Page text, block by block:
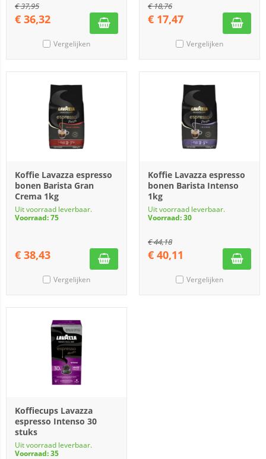
€37,95
€ 36,32
Vergelijken
€18,76
€ 17,47
Vergelijken
Koffie Lavazza espresso
bonen Barista Gran
Crema 1kg
Uit voorraad leverbaar.
Voorraad: 75
€ 38,43
Vergelijken
Koffie Lavazza espresso
bonen Barista Intenso
1kg
Uit voorraad leverbaar.
Voorraad: 30
€44,18
€ 40,11
Vergelijken
Koffiecups Lavazza
espresso Intenso 30
stuks
Uit voorraad leverbaar.
Voorraad: 35